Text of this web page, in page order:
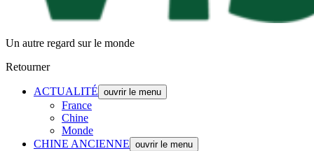
Un autre regard sur le monde
Retourner
ACTUALITÉ ouvrir le menu
France
Chine
Monde
CHINE ANCIENNE ouvrir le menu